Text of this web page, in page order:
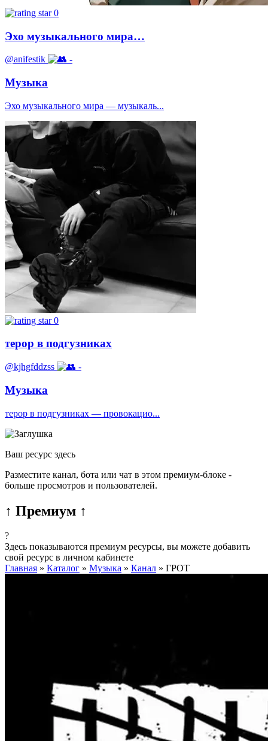
0
Эхо музыкального мира…
@anifestik -
Музыка
Эхо музыкального мира — музыкаль...
0
терор в подгузниках
@kjhgfddzss -
Музыка
терор в подгузниках — провокацио...
Ваш ресурс здесь
Разместите канал, бота или чат в этом премиум-блоке -
больше просмотров и пользователей.
↑ Премиум ↑
?
Здесь показываются премиум ресурсы, вы можете добавить
свой ресурс в личном кабинете
Главная » Каталог » Музыка » Канал » ГРОТ